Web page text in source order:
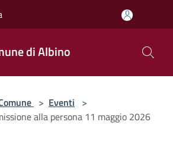
di Albino
> Eventi >
alla persona 11 maggio 2026